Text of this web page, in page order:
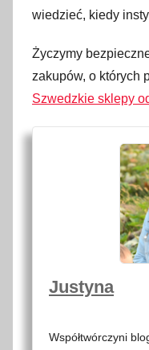
wiedzieć, kiedy
Życzymy
zakupów, o których
Szwedzkie sklepy
Justyna
Współtwórczyni